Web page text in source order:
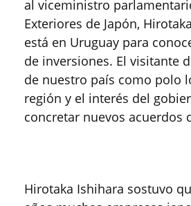
al viceministro
Exteriores de Japón,
está en Uruguay para
de inversiones. El visitante
de nuestro país como polo
región y el interés del
concretar nuevos acuerdos
Hirotaka Ishihara sostuvo